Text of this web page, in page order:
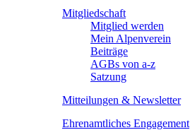
Mitgliedschaft
Mitglied werden
Mein Alpenverein
Beiträge
AGBs von a-z
Satzung
Mitteilungen & Newsletter
Ehrenamtliches Engagement